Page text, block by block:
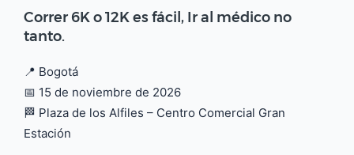
Correr 6K o 12K es fácil, Ir al médico no
tanto.
📍 Bogotá
📅 15 de noviembre de 2026
🏁 Plaza de los Alfiles – Centro Comercial Gran
Estación